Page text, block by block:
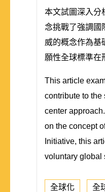
本文試圖深入分
念挑戰了強調國
威的概念作為基
願性全球標準在
This article
contribute to
center
on the concept
Initiative, this
voluntary global
全球化 全